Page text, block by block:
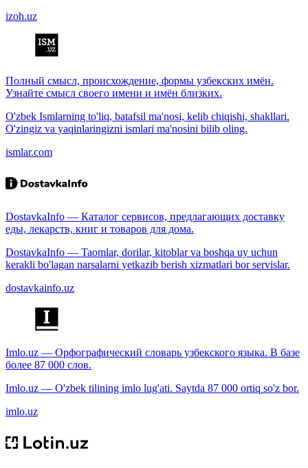
izoh.uz
Полный смысл, происхождение, формы узбекских имён.
Узнайте смысл своего имени и имён близких.
O'zbek Ismlarning to'liq, batafsil ma'nosi, kelib chiqishi, shakllari.
O'zingiz va yaqinlaringizni ismlari ma'nosini bilib oling.
ismlar.com
DostavkaInfo — Каталог сервисов, предлагающих доставку
еды, лекарств, книг и товаров для дома.
DostavkaInfo — Taomlar, dorilar, kitoblar va boshqa uy uchun
kerakli bo'lagan narsalarni yetkazib berish xizmatlari bor servislar.
dostavkainfo.uz
Imlo.uz — Орфографический словарь узбекского языка. В базе
более 87 000 слов.
Imlo.uz — O'zbek tilining imlo lug'ati. Saytda 87 000 ortiq so'z bor.
imlo.uz